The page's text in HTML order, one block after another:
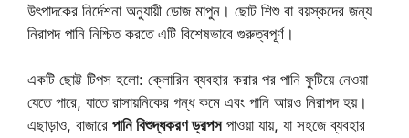
উৎপাদকের নির্দেশনা অনুযায়ী ডোজ মাপুন। ছোট শিশু বা বয়স্কদের জন্য
নিরাপদ পানি নিশ্চিত করতে এটি বিশেষভাবে গুরুত্বপূর্ণ।
একটি ছোট্ট টিপস হলো: ক্লোরিন ব্যবহার করার পর পানি ফুটিয়ে নেওয়া
যেতে পারে, যাতে রাসায়নিকের গন্ধ কমে এবং পানি আরও নিরাপদ হয়।
এছাড়াও, বাজারে পানি বিশুদ্ধকরণ ড্রপসপাওয়া যায়, যা সহজে ব্যবহার